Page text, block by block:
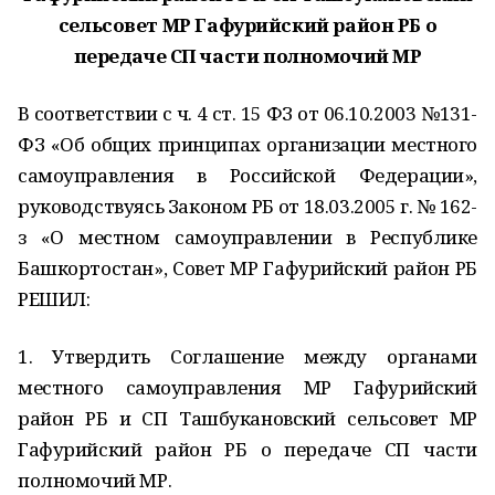
сельсовет МР Гафурийский район РБ о
передаче СП части полномочий МР
В соответствии с ч. 4 ст. 15 ФЗ от 06.10.2003 №131-
ФЗ «Об общих принципах организации местного
самоуправления в Российской Федерации»,
руководствуясь Законом РБ от 18.03.2005 г. № 162-
з «О местном самоуправлении в Республике
Башкортостан», Совет МР Гафурийский район РБ
РЕШИЛ:
1. Утвердить Соглашение между органами
местного самоуправления МР Гафурийский
район РБ и СП Ташбукановский сельсовет МР
Гафурийский район РБ о передаче СП части
полномочий МР.